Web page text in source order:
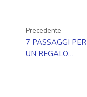
Precedente
7 PASSAGGI PER
UN REGALO